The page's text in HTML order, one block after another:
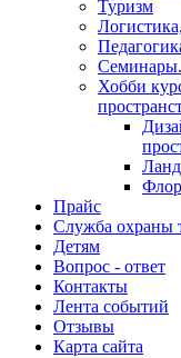
Туризм
Семинары.
Хобби
Прайс
Служба охраны
Детям
Вопрос - ответ
Контакты
Лента событий
Отзывы
Карта сайта